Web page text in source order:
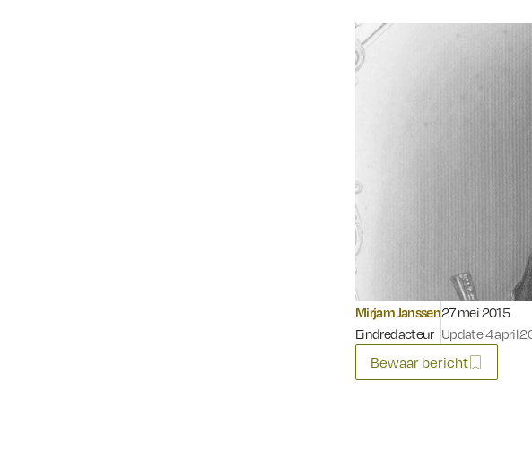
Mirjam Janssen
Eindredacteur
Gepubliceerd op:
27 mei 2015
Update 4 april
Bewaar bericht